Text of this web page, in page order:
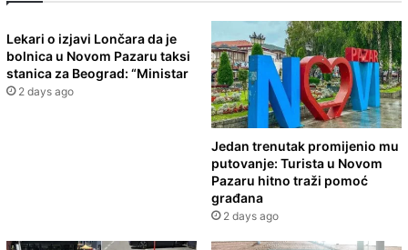
Lekari o izjavi Lončara da je
bolnica u Novom Pazaru taksi
stanica za Beograd: “Ministar
2 days ago
Jedan trenutak promijenio mu
putovanje: Turista u Novom
Pazaru hitno traži pomoć
građana
2 days ago